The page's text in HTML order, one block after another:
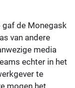
de Monegask
van andere
media
echter in het
te
mogen het